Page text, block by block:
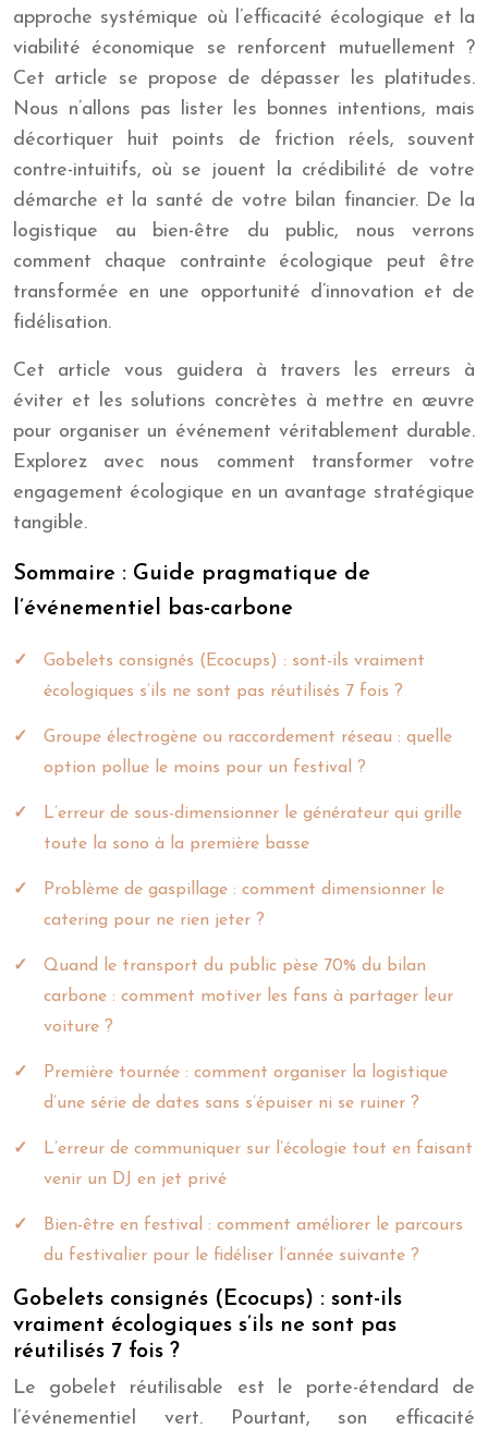
approche systémique où l’efficacité écologique et la
viabilité économique se renforcent mutuellement ?
Cet article se propose de dépasser les platitudes.
Nous n’allons pas lister les bonnes intentions, mais
décortiquer huit points de friction réels, souvent
contre-intuitifs, où se jouent la crédibilité de votre
démarche et la santé de votre bilan financier. De la
logistique au bien-être du public, nous verrons
comment chaque contrainte écologique peut être
transformée en une opportunité d’innovation et de
fidélisation.
Cet article vous guidera à travers les erreurs à
éviter et les solutions concrètes à mettre en œuvre
pour organiser un événement véritablement durable.
Explorez avec nous comment transformer votre
engagement écologique en un avantage stratégique
tangible.
Sommaire : Guide pragmatique de
l’événementiel bas-carbone
Gobelets consignés (Ecocups) : sont-ils vraiment
écologiques s’ils ne sont pas réutilisés 7 fois ?
Groupe électrogène ou raccordement réseau : quelle
option pollue le moins pour un festival ?
L’erreur de sous-dimensionner le générateur qui grille
toute la sono à la première basse
Problème de gaspillage : comment dimensionner le
catering pour ne rien jeter ?
Quand le transport du public pèse 70% du bilan
carbone : comment motiver les fans à partager leur
voiture ?
Première tournée : comment organiser la logistique
d’une série de dates sans s’épuiser ni se ruiner ?
L’erreur de communiquer sur l’écologie tout en faisant
venir un DJ en jet privé
Bien-être en festival : comment améliorer le parcours
du festivalier pour le fidéliser l’année suivante ?
Gobelets consignés (Ecocups) : sont-ils
vraiment écologiques s’ils ne sont pas
réutilisés 7 fois ?
Le gobelet réutilisable est le porte-étendard de
l’événementiel vert. Pourtant, son efficacité